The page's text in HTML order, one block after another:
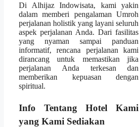
Di Alhijaz Indowisata, kami yakin
dalam memberi pengalaman Umroh
perjalanan holistik yang layani seluruh
aspek perjalanan Anda. Dari fasilitas
yang nyaman sampai panduan
informatif, rencana perjalanan kami
dirancang untuk memastikan jika
perjalanan Anda terkesan dan
memberikan kepuasan dengan
spiritual.
Info Tentang Hotel Kami
yang Kami Sediakan